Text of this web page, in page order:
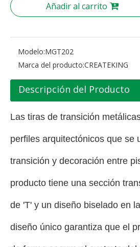
Añadir al carrito
Modelo:MGT202
Marca del producto:CREATEKING
Descripción del Producto
Las tiras de transición
perfiles arquitectónicos que se
transición y decoración entre
producto tiene una sección
de 'T' y un diseño biselado en
diseño único garantiza que el